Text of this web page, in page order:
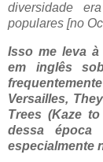
diversidade
populares [no
Isso me leva à
em inglês
Versailles,
Trees (Kaze
dessa época
especialmente